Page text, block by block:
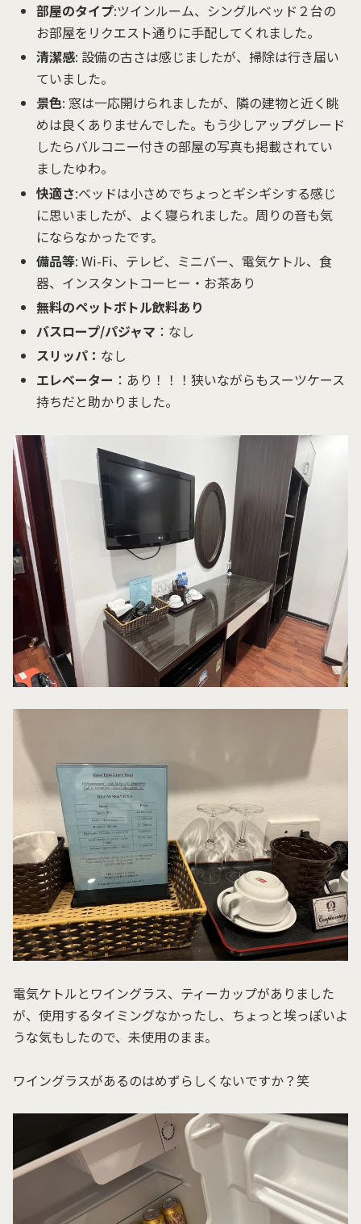
部屋のタイプ:ツインルーム、シングルベッド２台の
お部屋をリクエスト通りに手配してくれました。
清潔感: 設備の古さは感じましたが、掃除は行き届い
ていました。
景色: 窓は一応開けられましたが、隣の建物と近く眺
めは良くありませんでした。もう少しアップグレード
したらバルコニー付きの部屋の写真も掲載されてい
ましたゆわ。
快適さ:ベッドは小さめでちょっとギシギシする感じ
に思いましたが、よく寝られました。周りの音も気
にならなかったです。
備品等: Wi-Fi、テレビ、ミニバー、電気ケトル、食
器、インスタントコーヒー・お茶あり
無料のペットボトル飲料あり
バスロープ/パジャマ ：なし
スリッパ： なし
エレベーター ：あり！！！狭いながらもスーツケース
持ちだと助かりました。
電気ケトルとワイングラス、ティーカップがありました
が、使用するタイミングなかったし、ちょっと埃っぽいよ
うな気もしたので、未使用のまま。
ワイングラスがあるのはめずらしくないですか？笑